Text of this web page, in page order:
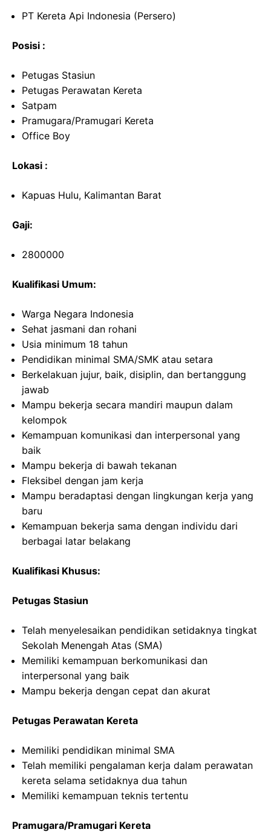
PT Kereta Api Indonesia (Persero)
Posisi :
Petugas Stasiun
Petugas Perawatan Kereta
Satpam
Pramugara/Pramugari Kereta
Office Boy
Lokasi :
Kapuas Hulu, Kalimantan Barat
Gaji:
2800000
Kualifikasi Umum:
Warga Negara Indonesia
Sehat jasmani dan rohani
Usia minimum 18 tahun
Pendidikan minimal SMA/SMK atau setara
Berkelakuan jujur, baik, disiplin, dan bertanggung
jawab
Mampu bekerja secara mandiri maupun dalam
kelompok
Kemampuan komunikasi dan interpersonal yang
baik
Mampu bekerja di bawah tekanan
Fleksibel dengan jam kerja
Mampu beradaptasi dengan lingkungan kerja yang
baru
Kemampuan bekerja sama dengan individu dari
berbagai latar belakang
Kualifikasi Khusus:
Petugas Stasiun
Telah menyelesaikan pendidikan setidaknya tingkat
Sekolah Menengah Atas (SMA)
Memiliki kemampuan berkomunikasi dan
interpersonal yang baik
Mampu bekerja dengan cepat dan akurat
Petugas Perawatan Kereta
Memiliki pendidikan minimal SMA
Telah memiliki pengalaman kerja dalam perawatan
kereta selama setidaknya dua tahun
Memiliki kemampuan teknis tertentu
Pramugara/Pramugari Kereta